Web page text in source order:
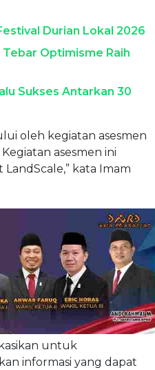
Durian Lokal 2026
Tebar Optimisme Raih
Sukses Antarkan 30
oleh kegiatan asesmen
asesmen ini
kata Imam
untuk
informasi yang dapat